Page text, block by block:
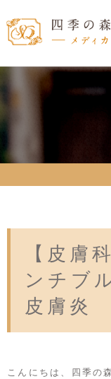
【皮膚
ンチブ
皮膚炎
こんにちは、四季の